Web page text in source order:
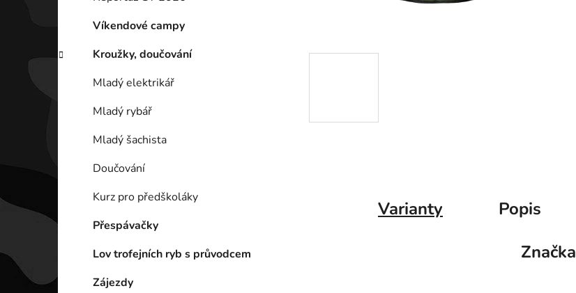
e
Víkendové campy
Kroužky, doučování
Mladý elektrikář
Mladý rybář
Mladý šachista
Doučování
Kurz pro předškoláky
Přespávačky
Lov trofejních ryb s průvodcem
Zájezdy
Varianty Popis
Značka